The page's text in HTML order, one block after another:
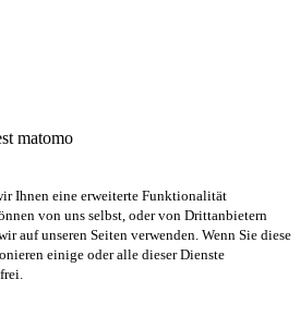
matomo
Ihnen eine erweiterte Funktionalität
von uns selbst, oder von Drittanbietern
auf unseren Seiten verwenden. Wenn Sie diese
einige oder alle dieser Dienste